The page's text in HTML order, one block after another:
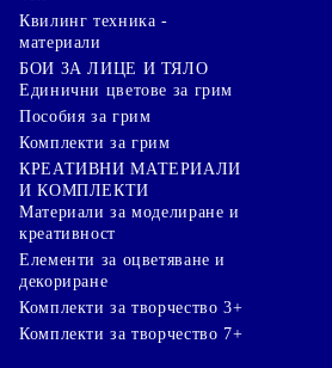
Квилинг техника -
материали
БОИ ЗА ЛИЦЕ И ТЯЛО
Единични цветове за грим
Пособия за грим
Комплекти за грим
КРЕАТИВНИ МАТЕРИАЛИ
И КОМПЛЕКТИ
Mатериали за моделиране и
креативност
Елементи за оцветяване и
декориране
Комплекти за творчество 3+
Комплекти за творчество 7+